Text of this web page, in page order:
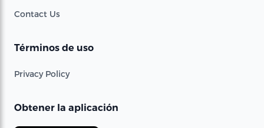
Contact Us
Términos de uso
Privacy Policy
Obtener la aplicación